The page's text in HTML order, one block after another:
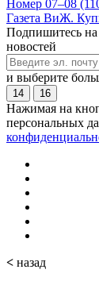
Номер 07–08
Газета ВиЖ.
Подпишитесь на
новостей
и выберите
14 16
Нажимая на
персональных
< назад